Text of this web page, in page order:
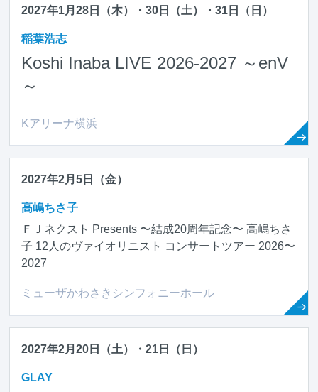
2027年1月28日（木）・30日（土）・31日（日）
稲葉浩志
Koshi Inaba LIVE 2026-2027 ～enV
～
Kアリーナ横浜
2027年2月5日（金）
高嶋ちさ子
ＦＪネクスト Presents 〜結成20周年記念〜 高嶋ちさ
子 12人のヴァイオリニスト コンサートツアー 2026〜
2027
ミューザかわさきシンフォニーホール
2027年2月20日（土）・21日（日）
GLAY